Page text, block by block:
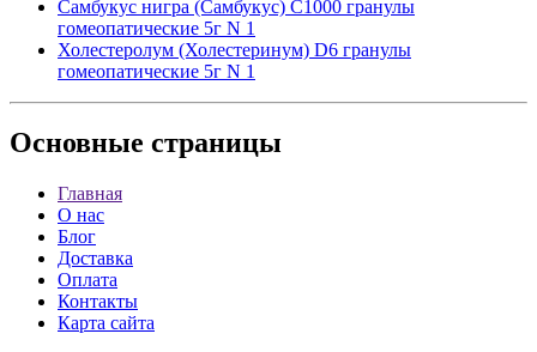
Самбукус нигра (Самбукус) С1000 гранулы
гомеопатические 5г N 1
Холестеролум (Холестеринум) D6 гранулы
гомеопатические 5г N 1
Основные страницы
Главная
О нас
Блог
Доставка
Оплата
Контакты
Карта сайта